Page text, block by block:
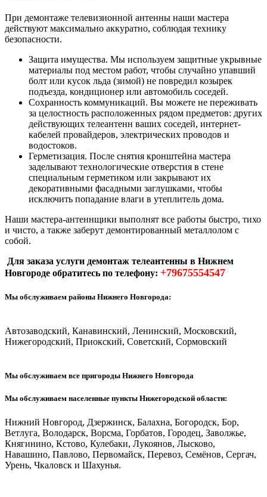
При демонтаже телевизионной антенны наши мастера
действуют максимально аккуратно, соблюдая технику
безопасности.
Защита имущества. Мы используем защитные укрывные
материалы под местом работ, чтобы случайно упавший
болт или кусок льда (зимой) не повредил козырек
подъезда, кондиционер или автомобиль соседей.
Сохранность коммуникаций. Вы можете не переживать
за целостность расположенных рядом предметов: других
действующих телеантенн ваших соседей, интернет-
кабелей провайдеров, электрических проводов и
водостоков.
Герметизация. После снятия кронштейна мастера
заделывают технологические отверстия в стене
специальным герметиком или закрывают их
декоративными фасадными заглушками, чтобы
исключить попадание влаги в утеплитель дома.
Наши мастера-антеннщики выполнят все работы быстро, тихо
и чисто, а также заберут демонтированный металлолом с
собой.
Для заказа услуги демонтаж телеантенны в Нижнем
Новгороде обратитесь по телефону: +79675554547
Мы обслуживаем районы Нижнего Новгорода:
Автозаводский, Канавинский, Ленинский, Московский,
Нижегородский, Приокский, Советский, Сормовский
Мы обслуживаем все пригороды Нижнего Новгорода
Мы обслуживаем населенные пункты Нижегородской области:
Нижний Новгород, Дзержинск, Балахна, Богородск, Бор,
Ветлуга, Володарск, Ворсма, Горбатов, Городец, Заволжье,
Княгинино, Кстово, Кулебаки, Лукоянов, Лысково,
Навашино, Павлово, Первомайск, Перевоз, Семёнов, Сергач,
Урень, Чкаловск и Шахунья.